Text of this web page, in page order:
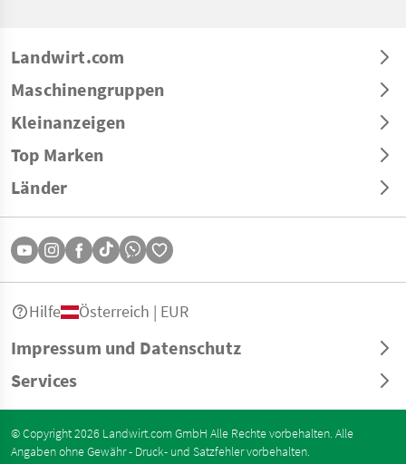
Landwirt.com
Maschinengruppen
Kleinanzeigen
Top Marken
Länder
Impressum und Datenschutz
Services
Hilfe Österreich | EUR
© Copyright 2026 Landwirt.com GmbH Alle Rechte vorbehalten. Alle
Angaben ohne Gewähr - Druck- und Satzfehler vorbehalten.